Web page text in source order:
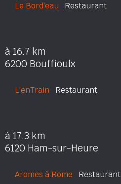
Le Bord'eau Restaurant
à 16.7 km
6200 Bouffioulx
L'enTrain Restaurant
à 17.3 km
6120 Ham-sur-Heure
Aromes à Rome Restaurant